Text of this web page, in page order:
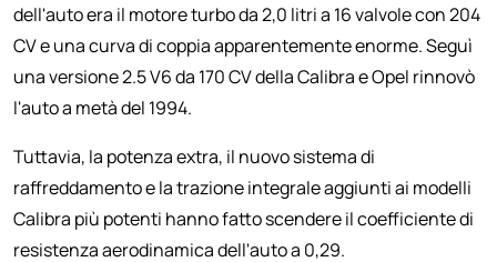
dell'auto era il motore turbo da 2,0 litri a 16 valvole con 204
CV e una curva di coppia apparentemente enorme. Seguì
una versione 2.5 V6 da 170 CV della Calibra e Opel rinnovò
l'auto a metà del 1994.
Tuttavia, la potenza extra, il nuovo sistema di
raffreddamento e la trazione integrale aggiunti ai modelli
Calibra più potenti hanno fatto scendere il coefficiente di
resistenza aerodinamica dell'auto a 0,29.